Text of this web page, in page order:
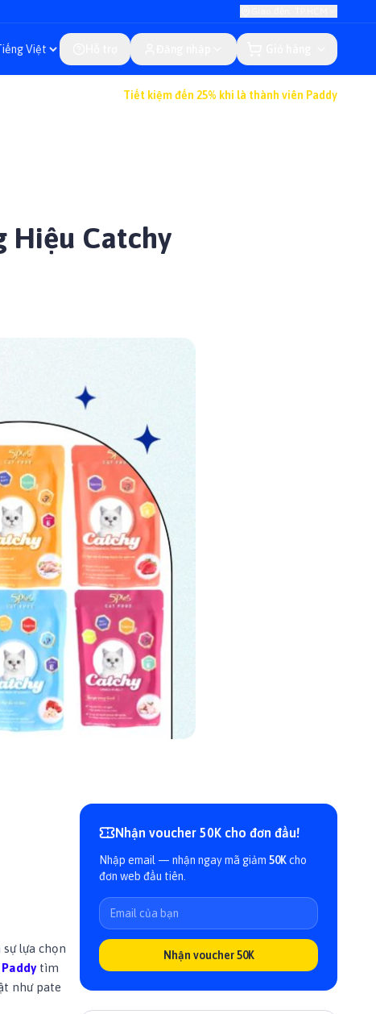
Tiết kiệm đến 25% khi là thành viên Paddy
Hiệu Catchy
lựa chọn
Paddytìm
như pate
Nhận voucher 50K cho đơn đầu!
Nhập email — nhận ngay mã giảm 50Kcho
đơn web đầu tiên.
Nhận voucher 50K